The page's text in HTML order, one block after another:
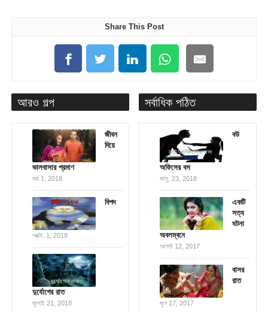
Share This Post
আরও গল্প
জীবন
দিয়ে
ভালবাসার প্রমাণ
মার্চ 1, 2018
বিপদ
অক্টো. 1, 2018
দুর্যোগের রাত
জুলাই 21, 2018
সর্বাধিক পঠিত
বউ
অফিসের বস
জানু. 23, 2018
একটি
সত্য
ঘটনা
অবলম্বনে
আগস্ট 12, 2017
বাসর
রাত
জুন 17, 2017